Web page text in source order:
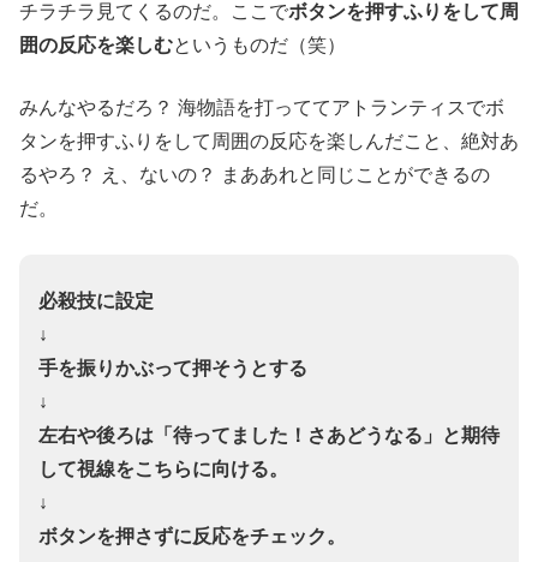
チラチラ見てくるのだ。ここでボタンを押すふりをして周
囲の反応を楽しむというものだ（笑）
みんなやるだろ？ 海物語を打っててアトランティスでボ
タンを押すふりをして周囲の反応を楽しんだこと、絶対あ
るやろ？ え、ないの？ まああれと同じことができるの
だ。
必殺技に設定
↓
手を振りかぶって押そうとする
↓
左右や後ろは「待ってました！さあどうなる」と期待
して視線をこちらに向ける。
↓
ボタンを押さずに反応をチェック。